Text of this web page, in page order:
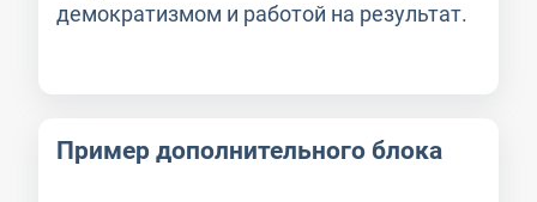
демократизмом и работой на результат.
Пример дополнительного блока